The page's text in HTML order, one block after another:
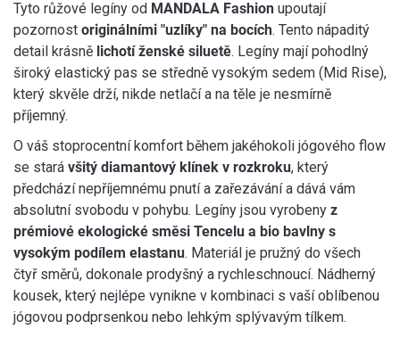
Tyto růžové legíny od MANDALA Fashion upoutají
pozornost originálními "uzlíky" na bocích. Tento nápaditý
detail krásně lichotí ženské siluetě. Legíny mají pohodlný
široký elastický pas se středně vysokým sedem (Mid Rise),
který skvěle drží, nikde netlačí a na těle je nesmírně
příjemný.
O váš stoprocentní komfort během jakéhokoli jógového flow
se stará všitý diamantový klínek v rozkroku, který
předchází nepříjemnému pnutí a zařezávání a dává vám
absolutní svobodu v pohybu. Legíny jsou vyrobeny z
prémiové ekologické směsi Tencelu a bio bavlny s
vysokým podílem elastanu. Materiál je pružný do všech
čtyř směrů, dokonale prodyšný a rychleschnoucí. Nádherný
kousek, který nejlépe vynikne v kombinaci s vaší oblíbenou
jógovou podprsenkou nebo lehkým splývavým tílkem.